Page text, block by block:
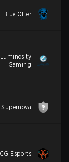
Blue Otter
Luminosity
Gaming
Supernova
Esports